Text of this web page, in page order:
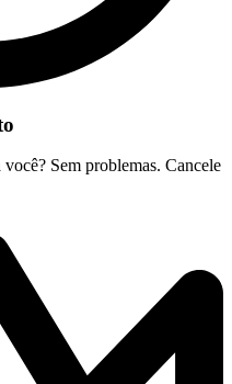
Sem problemas. Cancele